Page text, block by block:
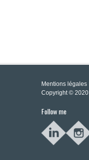
Mentions légales
Copyright © 2020
Follow me